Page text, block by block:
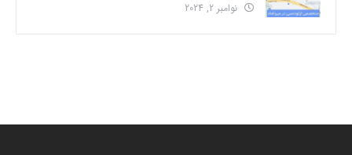
نوامبر 2, 2024